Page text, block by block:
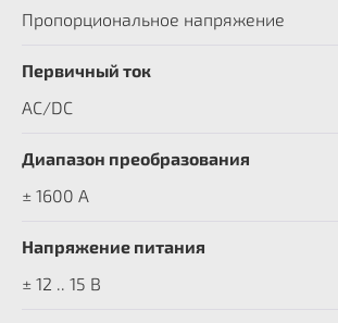
Пропорциональное напряжение
Первичный ток
AC/DC
Диапазон преобразования
± 1600 A
Напряжение питания
± 12 .. 15 В